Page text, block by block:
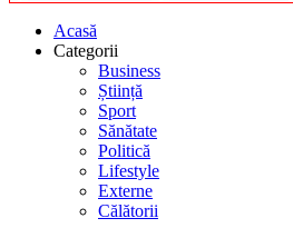
Acasă
Categorii
Business
Știință
Sport
Sănătate
Politică
Lifestyle
Externe
Călătorii